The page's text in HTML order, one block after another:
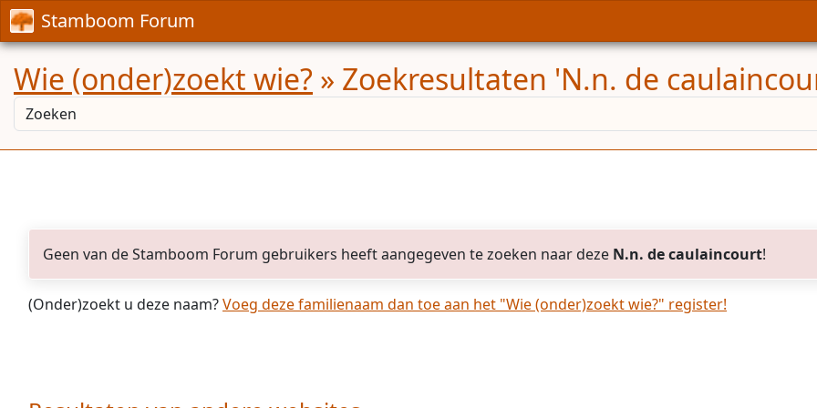
Stamboom Forum
Wie (onder)zoekt wie? » Zoekresultaten 'N.n. de
Geen van de Stamboom Forum gebruikers heeft aangegeven te zoeken naar deze N.n. de caulaincourt!
(Onder)zoekt u deze naam?Voeg deze familienaam dan toe aan het "Wie (onder)zoekt wie?" register!